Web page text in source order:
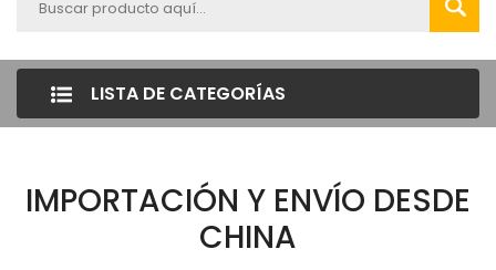
LISTA DE CATEGORÍAS
IMPORTACIÓN Y ENVÍO DESDE
CHINA